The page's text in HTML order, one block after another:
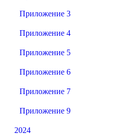
Приложение 3
Приложение 4
Приложение 5
Приложение 6
Приложение 7
Приложение 9
2024